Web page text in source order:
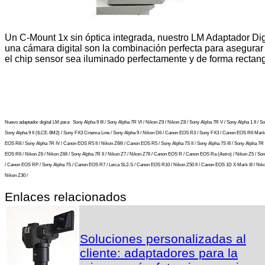
Un C-Mount 1x sin óptica integrada, nuestro LM Adaptador
una cámara digital son la combinación perfecta para
el chip sensor sea iluminado perfectamente y de forma
Nuevo adaptador digital LM para: Sony Alpha 9 III / Sony Alpha 7R VI / Nikon Z9 / Nikon Z8 / Sony Alpha 7R V / Sony Alpha 1 II /
Sony Alpha 9 II (ILCE-9M2) / Sony FX3 Cinema Line / Sony Alpha 9 / Nikon D6 / Canon EOS R3 / Sony FX3 / Canon EOS R6
EOS R8 / Sony Alpha 7R IV / Canon EOS R5 II / Nikon Z6III / Canon EOS R5 / Sony Alpha 7S II / Sony Alpha 7S III / Sony Alpha 7R
EOS R6 / Nikon Z6 / Nikon Z6II / Sony Alpha 7R II / Nikon Z7 / Nikon Z7II / Canon EOS R / Canon EOS Ra (Astro) / Nikon Z5 /
/ Canon EOS RP / Sony Alpha 7S / Canon EOS R7 / Leica SL2-S / Canon EOS R10 / Nikon Z50 II / Canon EOS 1D X Mark III /
Nikon Z30 /
Enlaces relacionados
Soluciones personalizadas al
cliente: adaptadores para la